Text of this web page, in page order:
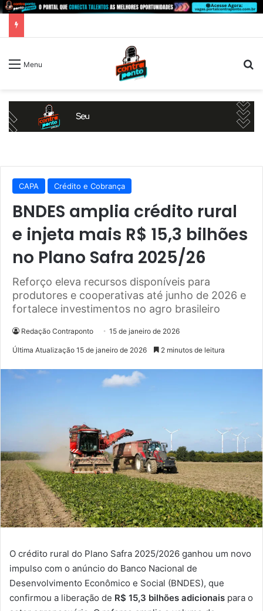
Menu
CAPA Crédito e Cobrança
BNDES amplia crédito rural
e injeta mais R$ 15,3 bilhões
no Plano Safra 2025/26
Reforço eleva recursos disponíveis para
produtores e cooperativas até junho de 2026 e
fortalece investimentos no agro brasileiro
Redação Contraponto 15 de janeiro de 2026
Última Atualização 15 de janeiro de 2026 2 minutos de leitura
O crédito rural do Plano Safra 2025/2026 ganhou um novo
impulso com o anúncio do Banco Nacional de
Desenvolvimento Econômico e Social (BNDES), que
confirmou a liberação de R$ 15,3 bilhões adicionais para o